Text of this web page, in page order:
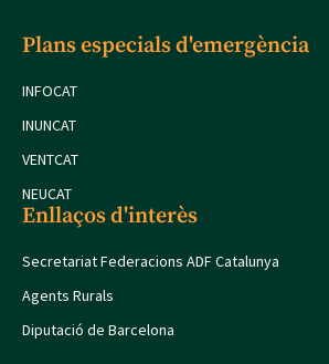
Plans especials d'emergència
INFOCAT
INUNCAT
VENTCAT
NEUCAT
Enllaços d'interès
Secretariat Federacions ADF Catalunya
Agents Rurals
Diputació de Barcelona